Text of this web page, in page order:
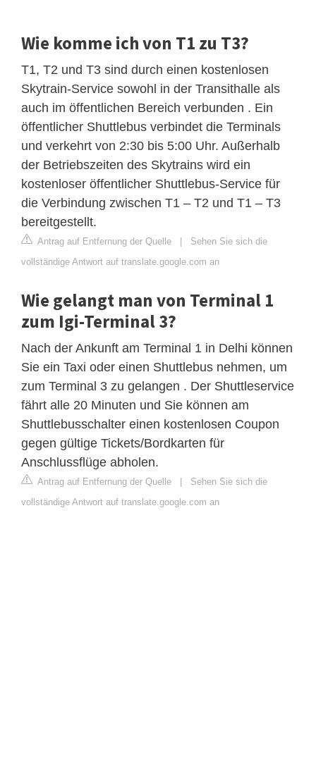
Wie komme ich von T1 zu T3?
T1, T2 und T3 sind durch einen kostenlosen
Skytrain-Service sowohl in der Transithalle als
auch im öffentlichen Bereich verbunden . Ein
öffentlicher Shuttlebus verbindet die Terminals
und verkehrt von 2:30 bis 5:00 Uhr. Außerhalb
der Betriebszeiten des Skytrains wird ein
kostenloser öffentlicher Shuttlebus-Service für
die Verbindung zwischen T1 – T2 und T1 – T3
bereitgestellt.
Antrag auf Entfernung der Quelle
Sehen Sie sich die
vollständige Antwort auf translate.google.com an
Wie gelangt man von Terminal 1
zum Igi-Terminal 3?
Nach der Ankunft am Terminal 1 in Delhi können
Sie ein Taxi oder einen Shuttlebus nehmen, um
zum Terminal 3 zu gelangen . Der Shuttleservice
fährt alle 20 Minuten und Sie können am
Shuttlebusschalter einen kostenlosen Coupon
gegen gültige Tickets/Bordkarten für
Anschlussflüge abholen.
Antrag auf Entfernung der Quelle
Sehen Sie sich die
vollständige Antwort auf translate.google.com an